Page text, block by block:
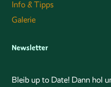
Info & Tipps
Galerie
Newsletter
Bleib up to Date! Dann hol